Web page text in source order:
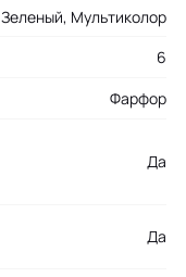
Зеленый, Мультиколор
6
Фарфор
Да
Да